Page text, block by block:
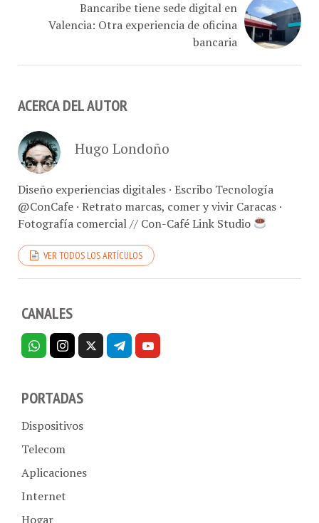
Valencia: Otra experiencia de oficina
bancaria
Diseño experiencias digitales · Escribo Tecnología
@ConCafe · Retrato marcas, comer y vivir Caracas ·
Fotografía comercial // Con-Café Link Studio
Telecom
Aplicaciones
Internet
Hogar